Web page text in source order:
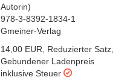
Autorin)
978-3-8392-1834-1
Gmeiner-Verlag
14,00 EUR
Reduzierter Satz
Gebundener Ladenpreis
inklusive Steuer